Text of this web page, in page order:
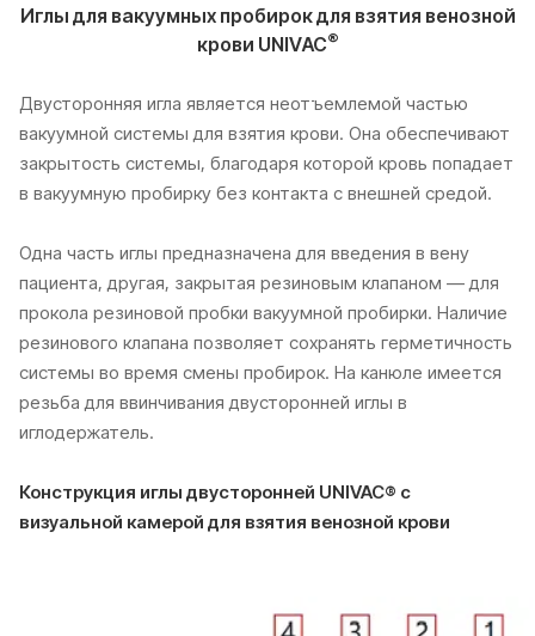
Иглы для вакуумных пробирок для взятия венозной
крови UNIVАС®
Двусторонняя игла является неотъемлемой частью
вакуумной системы для взятия крови. Она обеспечивают
закрытость системы, благодаря которой кровь попадает
в вакуумную пробирку без контакта с внешней средой.
Одна часть иглы предназначена для введения в вену
пациента, другая, закрытая резиновым клапаном — для
прокола резиновой пробки вакуумной пробирки. Наличие
резинового клапана позволяет сохранять герметичность
системы во время смены пробирок. На канюле имеется
резьба для ввинчивания двусторонней иглы в
иглодержатель.
Конструкция иглы двусторонней UNIVAC® с
визуальной камерой для взятия венозной крови